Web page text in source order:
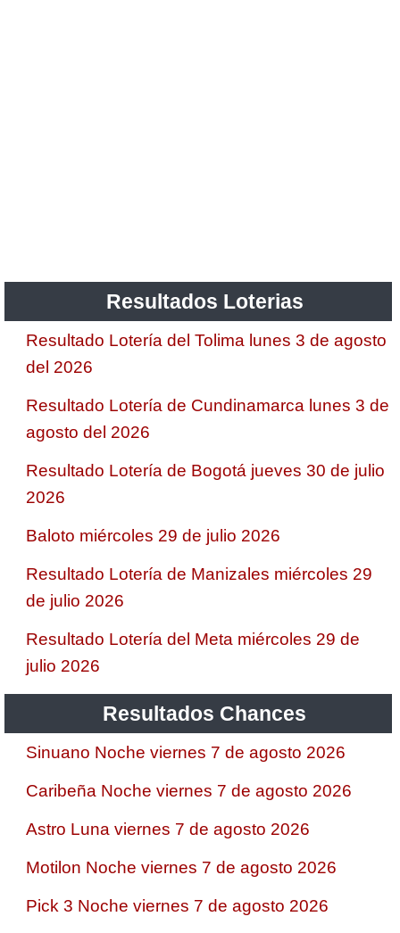
Resultados Loterias
Resultado Lotería del Tolima lunes 3 de agosto
del 2026
Resultado Lotería de Cundinamarca lunes 3 de
agosto del 2026
Resultado Lotería de Bogotá jueves 30 de julio
2026
Baloto miércoles 29 de julio 2026
Resultado Lotería de Manizales miércoles 29
de julio 2026
Resultado Lotería del Meta miércoles 29 de
julio 2026
Resultados Chances
Sinuano Noche viernes 7 de agosto 2026
Caribeña Noche viernes 7 de agosto 2026
Astro Luna viernes 7 de agosto 2026
Motilon Noche viernes 7 de agosto 2026
Pick 3 Noche viernes 7 de agosto 2026